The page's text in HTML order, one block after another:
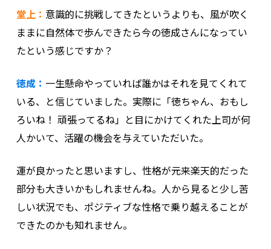
堂上： 意識的に挑戦してきたというよりも、風が吹く
ままに自然体で歩んできたら今の徳成さんになってい
たという感じですか？
徳成： 一生懸命やっていれば誰かはそれを見てくれて
いる、と信じていました。実際に「徳ちゃん、おもし
ろいね！ 頑張ってるね」と目にかけてくれた上司が何
人かいて、活躍の機会を与えていただいた。
運が良かったと思いますし、性格が元来楽天的だった
部分も大きいかもしれませんね。人から見ると少し苦
しい状況でも、ポジティブな性格で乗り越えることが
できたのかも知れません。